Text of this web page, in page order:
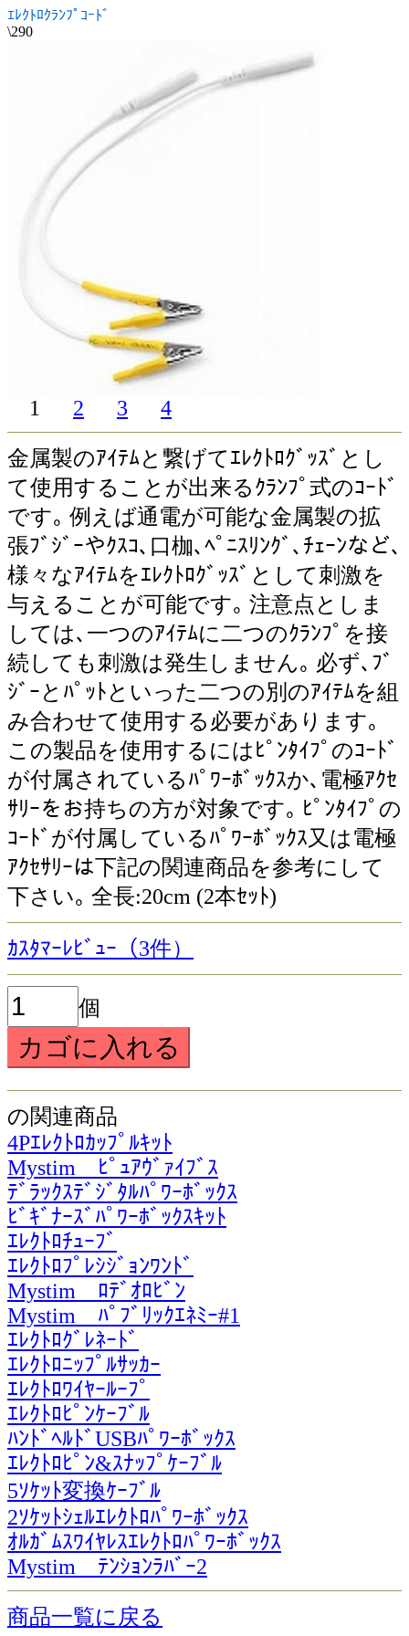
ｴﾚｸﾄﾛｸﾗﾝﾌﾟｺｰﾄﾞ
\290
1 2 3 4
金属製のｱｲﾃﾑと繋げてｴﾚｸﾄﾛｸﾞｯｽﾞとし
て使用することが出来るｸﾗﾝﾌﾟ式のｺｰﾄﾞ
です｡ 例えば通電が可能な金属製の拡
張ﾌﾞｼﾞｰやｸｽｺ､口枷､ﾍﾟﾆｽﾘﾝｸﾞ､ﾁｪｰﾝなど､
様々なｱｲﾃﾑをｴﾚｸﾄﾛｸﾞｯｽﾞとして刺激を
与えることが可能です｡ 注意点としま
しては､一つのｱｲﾃﾑに二つのｸﾗﾝﾌﾟを接
続しても刺激は発生しません｡ 必ず､ﾌﾞ
ｼﾞｰとﾊﾟｯﾄといった二つの別のｱｲﾃﾑを組
み合わせて使用する必要があります｡
この製品を使用するにはﾋﾟﾝﾀｲﾌﾟのｺｰﾄﾞ
が付属されているﾊﾟﾜｰﾎﾞｯｸｽか､電極ｱｸｾ
ｻﾘｰをお持ちの方が対象です｡ ﾋﾟﾝﾀｲﾌﾟの
ｺｰﾄﾞが付属しているﾊﾟﾜｰﾎﾞｯｸｽ又は電極
ｱｸｾｻﾘｰは下記の関連商品を参考にして
下さい｡ 全長:20cm (2本ｾｯﾄ)
ｶｽﾀﾏｰﾚﾋﾞｭｰ（3件）
個
の関連商品
4Pｴﾚｸﾄﾛｶｯﾌﾟﾙｷｯﾄ
Mystim ﾋﾟｭｱｳﾞｧｲﾌﾞｽ
ﾃﾞﾗｯｸｽﾃﾞｼﾞﾀﾙﾊﾟﾜｰﾎﾞｯｸｽ
ﾋﾞｷﾞﾅｰｽﾞﾊﾟﾜｰﾎﾞｯｸｽｷｯﾄ
ｴﾚｸﾄﾛﾁｭｰﾌﾞ
ｴﾚｸﾄﾛﾌﾟﾚｼｼﾞｮﾝﾜﾝﾄﾞ
Mystim ﾛﾃﾞｵﾛﾋﾞﾝ
Mystim ﾊﾟﾌﾞﾘｯｸｴﾈﾐｰ#1
ｴﾚｸﾄﾛｸﾞﾚﾈｰﾄﾞ
ｴﾚｸﾄﾛﾆｯﾌﾟﾙｻｯｶｰ
ｴﾚｸﾄﾛﾜｲﾔｰﾙｰﾌﾟ
ｴﾚｸﾄﾛﾋﾟﾝｹｰﾌﾞﾙ
ﾊﾝﾄﾞﾍﾙﾄﾞUSBﾊﾟﾜｰﾎﾞｯｸｽ
ｴﾚｸﾄﾛﾋﾟﾝ&ｽﾅｯﾌﾟｹｰﾌﾞﾙ
5ｿｹｯﾄ変換ｹｰﾌﾞﾙ
2ｿｹｯﾄｼｪﾙｴﾚｸﾄﾛﾊﾟﾜｰﾎﾞｯｸｽ
ｵﾙｶﾞﾑｽﾜｲﾔﾚｽｴﾚｸﾄﾛﾊﾟﾜｰﾎﾞｯｸｽ
Mystim ﾃﾝｼｮﾝﾗﾊﾞｰ2
商品一覧に戻る